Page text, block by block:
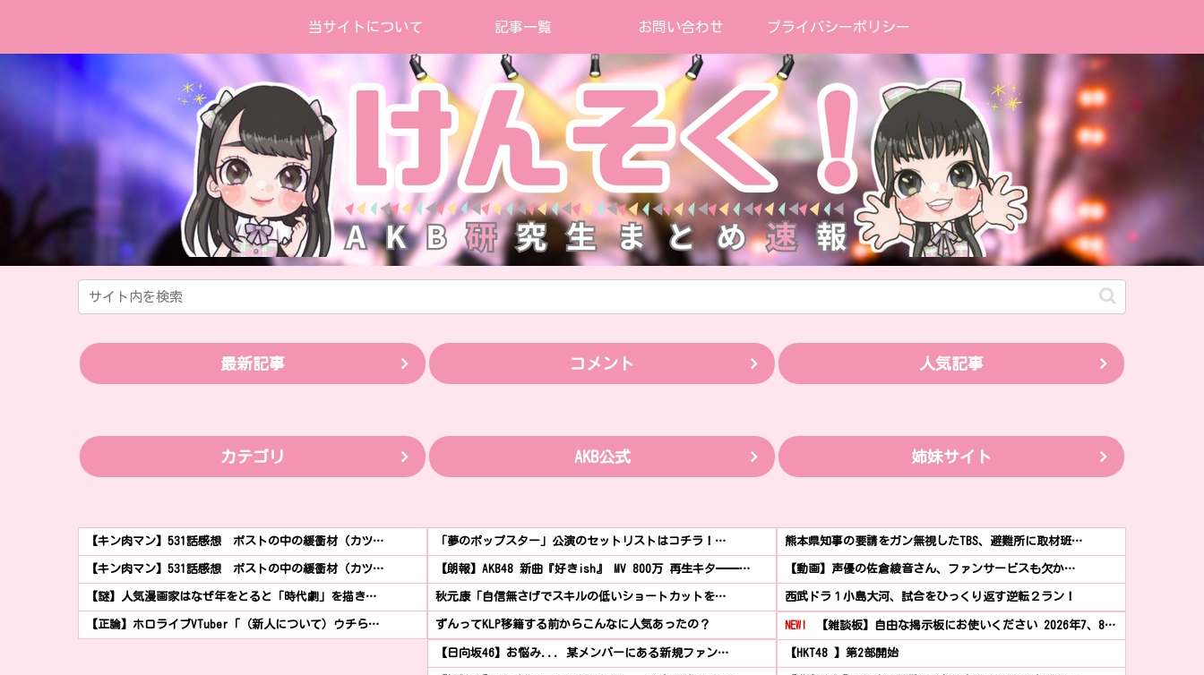
当サイトについて 記事一覧 お問い合わせ プライバシーポリシー
最新記事 コメント 人気記事
カテゴリ AKB公式 姉妹サイト
【キン肉マン】531話感想 ポストの中の緩衝材（カツ…
【キン肉マン】531話感想 ポストの中の緩衝材（カツ…
【謎】人気漫画家はなぜ年をとると「時代劇」を描き…
【正論】ホロライブVTuber「（新人について）ウチら…
「夢のポップスター」公演のセットリストはコチラ！…
【朗報】AKB48 新曲『好きish』 MV 800万 再生キタ━━…
秋元康「自信無さげでスキルの低いショートカットを…
ずんってKLP移籍する前からこんなに人気あったの？
【日向坂46】お悩み... 某メンバーにある新規ファン…
熊本県知事の要請をガン無視したTBS、避難所に取材班…
【動画】声優の佐倉綾音さん、ファンサービスも欠か…
西武ドラ１小島大河、試合をひっくり返す逆転２ラン！
NEW! 【雑談板】自由な掲示板にお使いください 2026年7、8…
【HKT48 】第2部開始